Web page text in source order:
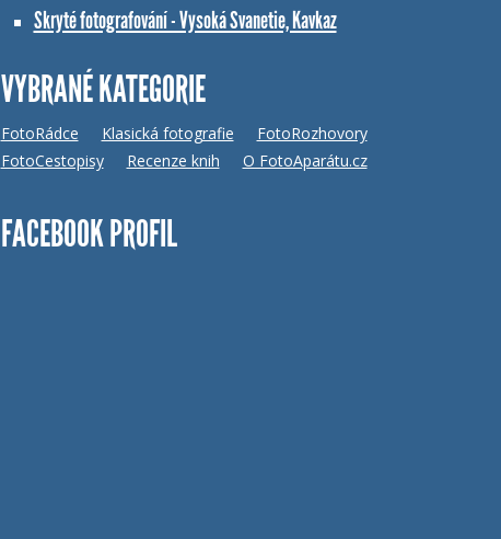
Skryté fotografování - Vysoká Svanetie, Kavkaz
VYBRANÉ KATEGORIE
FotoRádce Klasická fotografie
FotoRozhovory
FotoCestopisy
Recenze knih O FotoAparátu.cz
FACEBOOK PROFIL